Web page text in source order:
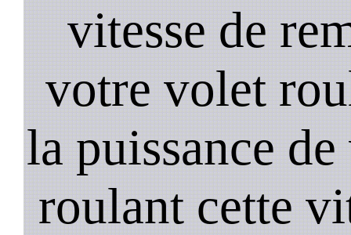
vitesse de
votre volet
la puissance
roulant cette